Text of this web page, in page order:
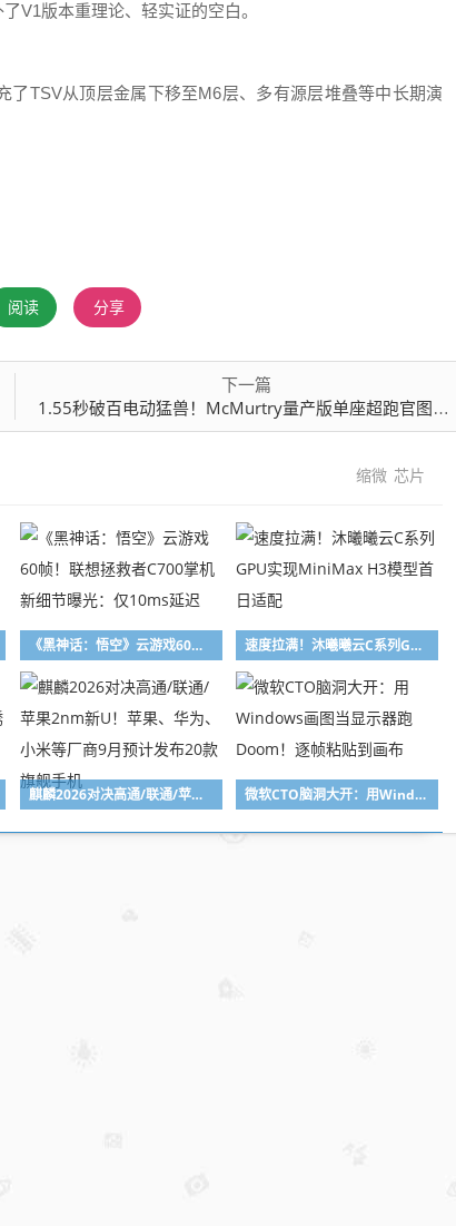
V1版本重理论、轻实证的空白。
TSV从顶层金属下移至M6层、多有源层堆叠等中长期演
阅读 分享
下一篇
1.55秒破百电动猛兽！McMurtry量产版单座超跑官图亮相：902万起
缩微 芯片
《黑神话：悟空》云游戏60帧！联想拯救者C700掌机新细节曝光：仅10ms延迟 速度拉满！沐曦曦云C系列GPU实现MiniMax H3模型首日适配
麒麟2026对决高通/联通/苹果2nm新U！苹果、华为、小米等厂商9月预计发布20款旗舰手机 微软CTO脑洞大开：用Windows画图当显示器跑Doom！逐帧粘贴到画布